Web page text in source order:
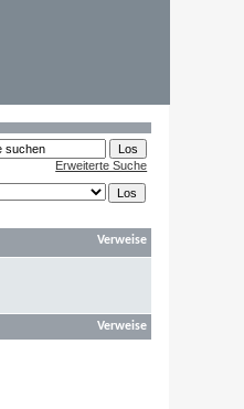
Erweiterte Suche
Verweise
Verweise